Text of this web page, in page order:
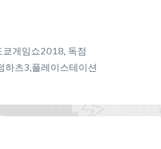
쿄게임쇼2018, 독점
하츠3,플레이스테이션